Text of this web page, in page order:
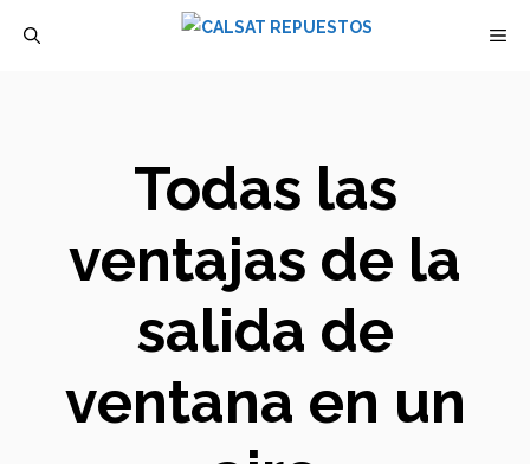
Todas las
ventajas de la
salida de
ventana en un